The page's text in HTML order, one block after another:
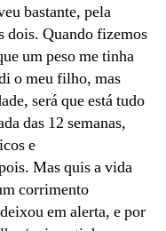
bastante, pela
dois. Quando fizemos
um peso me tinha
o meu filho, mas
será que está tudo
das 12 semanas,
e
Mas quis a vida
corrimento
em alerta, e por